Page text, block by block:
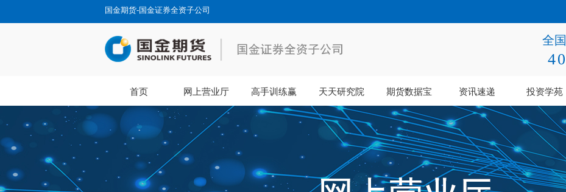
国金期货-国金证券全资子公司
全
首页 网上营业厅 高手训练赢 天天研究院 期货数据宝 资讯速递 投资学苑